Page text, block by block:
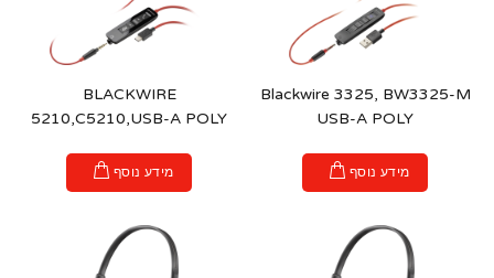
Blackwire 3325, BW3325-M
USB-A POLY
מידע נוסף
BLACKWIRE
5210,C5210,USB-A POLY
מידע נוסף